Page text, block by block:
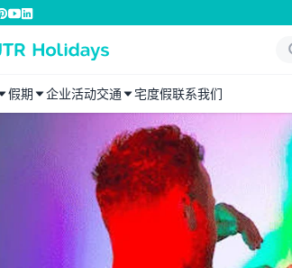
假期 企业活动交通 宅度假联系我们